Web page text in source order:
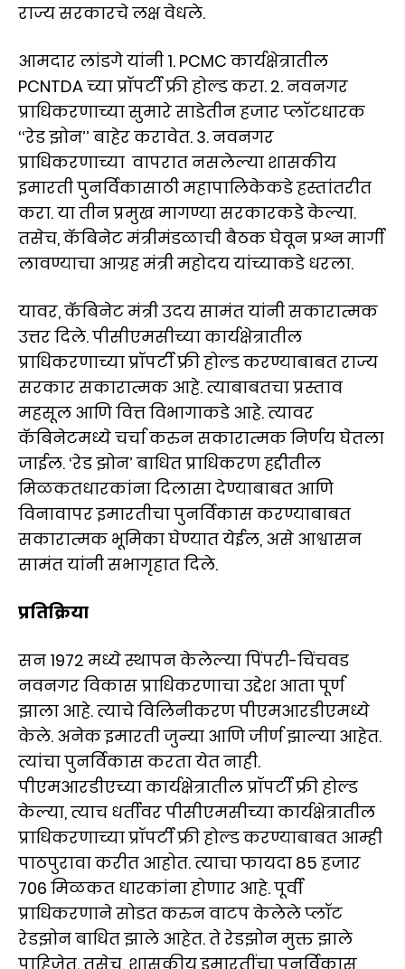
राज्य सरकारचे लक्ष वेधले.
आमदार लांडगे यांनी 1. PCMC कार्यक्षेत्रातील
PCNTDA च्या प्रॉपर्टी फ्री होल्ड करा. 2. नवनगर
प्राधिकरणाच्या सुमारे साडेतीन हजार प्लॉटधारक
‘‘रेड झोन’’ बाहेर करावेत. 3. नवनगर
प्राधिकरणाच्या वापरात नसलेल्या शासकीय
इमारती पुनर्विकासाठी महापालिकेकडे हस्तांतरीत
करा. या तीन प्रमुख मागण्या सरकारकडे केल्या.
तसेच, कॅबिनेट मंत्रीमंडळाची बैठक घेवून प्रश्न मार्गी
लावण्याचा आग्रह मंत्री महोदय यांच्याकडे धरला.
यावर, कॅबिनेट मंत्री उदय सामंत यांनी सकारात्मक
उत्तर दिले. पीसीएमसीच्या कार्यक्षेत्रातील
प्राधिकरणाच्या प्रॉपर्टी फ्री होल्ड करण्याबाबत राज्य
सरकार सकारात्मक आहे. त्याबाबतचा प्रस्ताव
महसूल आणि वित्त विभागाकडे आहे. त्यावर
कॅबिनेटमध्ये चर्चा करुन सकारात्मक निर्णय घेतला
जाईल. ‘रेड झोन’ बाधित प्राधिकरण हद्दीतील
मिळकतधारकांना दिलासा देण्याबाबत आणि
विनावापर इमारतीचा पुनर्विकास करण्याबाबत
सकारात्मक भूमिका घेण्यात येईल, असे आश्वासन
सामंत यांनी सभागृहात दिले.
प्रतिक्रिया
सन 1972 मध्ये स्थापन केलेल्या पिंपरी-चिंचवड
नवनगर विकास प्राधिकरणाचा उद्देश आता पूर्ण
झाला आहे. त्याचे विलिनीकरण पीएमआरडीएमध्ये
केले. अनेक इमारती जुन्या आणि जीर्ण झाल्या आहेत.
त्यांचा पुनर्विकास करता येत नाही.
पीएमआरडीएच्या कार्यक्षेत्रातील प्रॉपर्टी फ्री होल्ड
केल्या, त्याच धर्तीवर पीसीएमसीच्या कार्यक्षेत्रातील
प्राधिकरणाच्या प्रॉपर्टी फ्री होल्ड करण्याबाबत आम्ही
पाठपुरावा करीत आहोत. त्याचा फायदा 85 हजार
706 मिळकत धारकांना होणार आहे. पूर्वी
प्राधिकरणाने सोडत करुन वाटप केलेले प्लॉट
रेडझोन बाधित झाले आहेत. ते रेडझोन मुक्त झाले
पाहिजेत. तसेच, शासकीय इमारतींचा पुनर्विकास